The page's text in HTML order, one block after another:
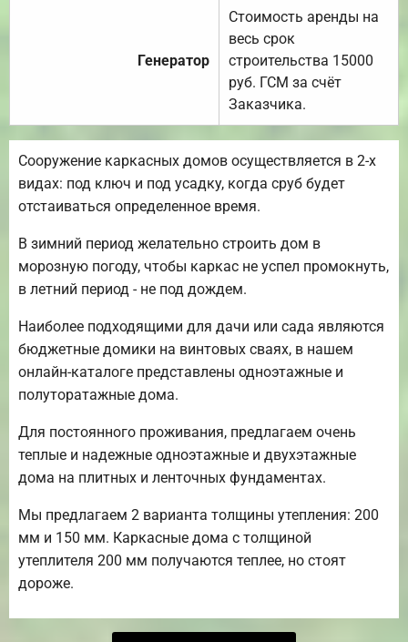
Генератор
Стоимость аренды на
весь срок
строительства 15000
руб. ГСМ за счёт
Заказчика.
Сооружение каркасных домов осуществляется в 2-х
видах: под ключ и под усадку, когда сруб будет
отстаиваться определенное время.
В зимний период желательно строить дом в
морозную погоду, чтобы каркас не успел промокнуть,
в летний период - не под дождем.
Наиболее подходящими для дачи или сада являются
бюджетные домики на винтовых сваях, в нашем
онлайн-каталоге представлены одноэтажные и
полуторатажные дома.
Для постоянного проживания, предлагаем очень
теплые и надежные одноэтажные и двухэтажные
дома на плитных и ленточных фундаментах.
Мы предлагаем 2 варианта толщины утепления: 200
мм и 150 мм. Каркасные дома с толщиной
утеплителя 200 мм получаются теплее, но стоят
дороже.